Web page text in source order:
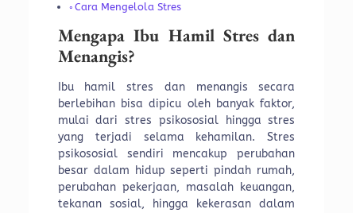
Cara Mengelola Stres
Mengapa Ibu Hamil Stres dan
Menangis?
Ibu hamil stres dan menangis secara
berlebihan bisa dipicu oleh banyak faktor,
mulai dari stres psikososial hingga stres
yang terjadi selama kehamilan. Stres
psikososial sendiri mencakup perubahan
besar dalam hidup seperti pindah rumah,
perubahan pekerjaan, masalah keuangan,
tekanan sosial, hingga kekerasan dalam